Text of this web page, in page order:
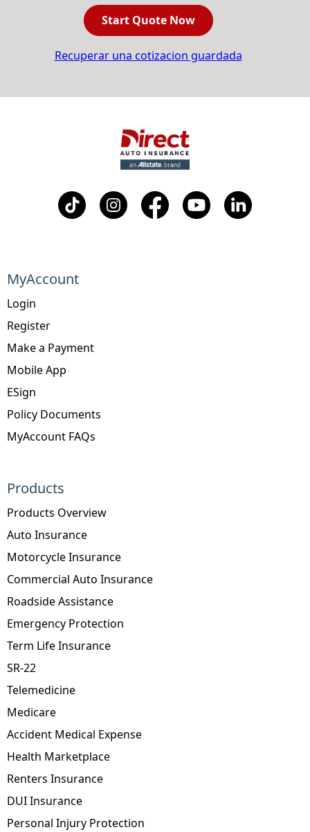
Start Quote Now
Recuperar una cotizacion guardada
Products
Products Overview
Auto Insurance
Motorcycle Insurance
Commercial Auto Insurance
Roadside Assistance
Emergency Protection
Term Life Insurance
SR-22
Telemedicine
Medicare
Accident Medical Expense
Health Marketplace
Renters Insurance
DUI Insurance
Personal Injury Protection
MyAccount
Login
Register
Make a Payment
Mobile App
ESign
Policy Documents
MyAccount FAQs